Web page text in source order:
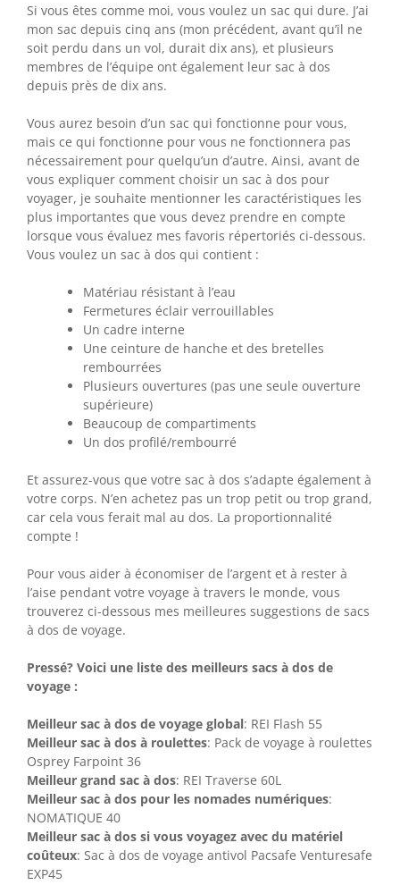
Si vous êtes comme moi, vous voulez un sac qui dure. J’ai
mon sac depuis cinq ans (mon précédent, avant qu’il ne
soit perdu dans un vol, durait dix ans), et plusieurs
membres de l’équipe ont également leur sac à dos
depuis près de dix ans.
Vous aurez besoin d’un sac qui fonctionne pour vous,
mais ce qui fonctionne pour vous ne fonctionnera pas
nécessairement pour quelqu’un d’autre. Ainsi, avant de
vous expliquer comment choisir un sac à dos pour
voyager, je souhaite mentionner les caractéristiques les
plus importantes que vous devez prendre en compte
lorsque vous évaluez mes favoris répertoriés ci-dessous.
Vous voulez un sac à dos qui contient :
Matériau résistant à l’eau
Fermetures éclair verrouillables
Un cadre interne
Une ceinture de hanche et des bretelles
rembourrées
Plusieurs ouvertures (pas une seule ouverture
supérieure)
Beaucoup de compartiments
Un dos profilé/rembourré
Et assurez-vous que votre sac à dos s’adapte également à
votre corps. N’en achetez pas un trop petit ou trop grand,
car cela vous ferait mal au dos. La proportionnalité
compte !
Pour vous aider à économiser de l’argent et à rester à
l’aise pendant votre voyage à travers le monde, vous
trouverez ci-dessous mes meilleures suggestions de sacs
à dos de voyage.
Pressé? Voici une liste des meilleurs sacs à dos de
voyage :
Meilleur sac à dos de voyage global: REI Flash 55
Meilleur sac à dos à roulettes: Pack de voyage à roulettes
Osprey Farpoint 36
Meilleur grand sac à dos: REI Traverse 60L
Meilleur sac à dos pour les nomades numériques:
NOMATIQUE 40
Meilleur sac à dos si vous voyagez avec du matériel
coûteux: Sac à dos de voyage antivol Pacsafe Venturesafe
EXP45